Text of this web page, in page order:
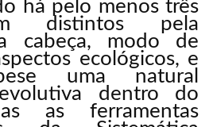
há pelo menos três
distintos pela
cabeça, modo de
ecológicos, e
uma natural
dentro do
as ferramentas